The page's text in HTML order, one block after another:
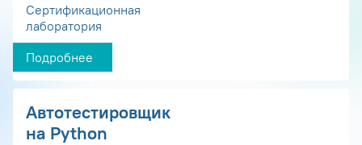
Сертификационная
лаборатория
Подробнее
Автотестировщик
на Python